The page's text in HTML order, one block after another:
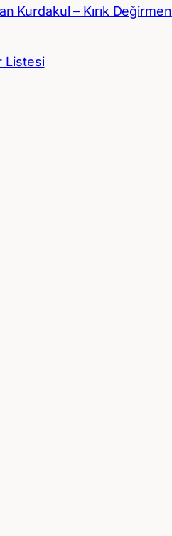
Kurdakul – Kırık Değirmen
Listesi